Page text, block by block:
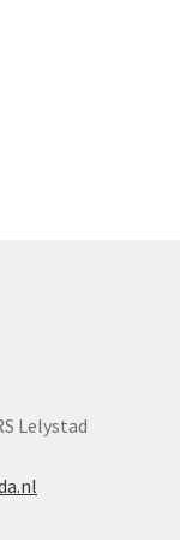
Lelystad